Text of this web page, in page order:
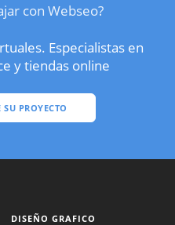
con Webseo?
Especialistas en
y tiendas online
PROYECTO
DISEÑO GRAFICO